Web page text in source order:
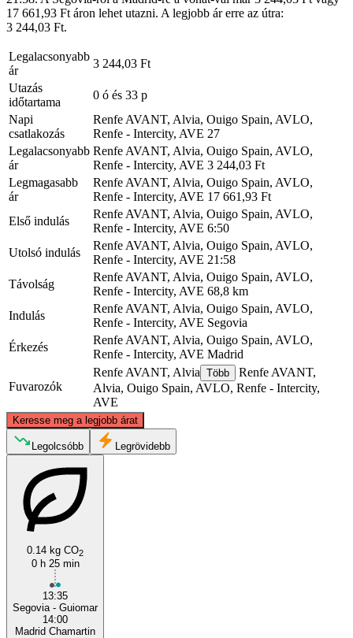
17 661,93 Ft áron lehet utazni. A legjobb ár erre az útra:
3 244,03 Ft.
Legalacsonyabb
ár
3 244,03 Ft
Utazás
időtartama
0 ó és 33 p
Napi
csatlakozás
Renfe AVANT, Alvia, Ouigo Spain, AVLO,
Renfe - Intercity, AVE 27
Legalacsonyabb
ár
Renfe AVANT, Alvia, Ouigo Spain, AVLO,
Renfe - Intercity, AVE 3 244,03 Ft
Legmagasabb
ár
Renfe AVANT, Alvia, Ouigo Spain, AVLO,
Renfe - Intercity, AVE 17 661,93 Ft
Első indulás
Renfe AVANT, Alvia, Ouigo Spain, AVLO,
Renfe - Intercity, AVE 6:50
Utolsó indulás
Renfe AVANT, Alvia, Ouigo Spain, AVLO,
Renfe - Intercity, AVE 21:58
Távolság
Renfe AVANT, Alvia, Ouigo Spain, AVLO,
Renfe - Intercity, AVE 68,8 km
Indulás
Renfe AVANT, Alvia, Ouigo Spain, AVLO,
Renfe - Intercity, AVE Segovia
Érkezés
Renfe AVANT, Alvia, Ouigo Spain, AVLO,
Renfe - Intercity, AVE Madrid
Fuvarozók
Renfe AVANT, Alvia Több
Renfe AVANT,
Alvia, Ouigo Spain, AVLO, Renfe - Intercity,
AVE
Keresse meg a legjobb árat
Segovia
Legolcsóbb Legrövidebb
0.14 kg CO2
0 h 25 min
13:35
Segovia - Guiomar
14:00
Madrid Chamartin